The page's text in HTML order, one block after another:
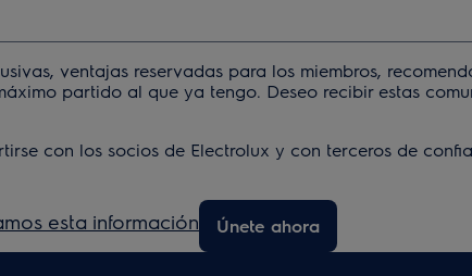
ventajas reservadas para los miembros,
partido al que ya tengo. Deseo recibir estas
con los socios de Electrolux y con terceros de
esta información Únete ahora